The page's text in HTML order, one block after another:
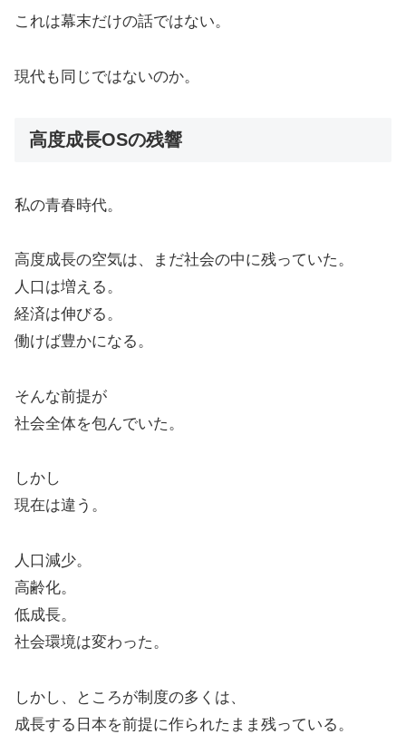
これは幕末だけの話ではない。
現代も同じではないのか。
高度成長OSの残響
私の青春時代。
高度成長の空気は、まだ社会の中に残っていた。
人口は増える。
経済は伸びる。
働けば豊かになる。
そんな前提が
社会全体を包んでいた。
しかし
現在は違う。
人口減少。
高齢化。
低成長。
社会環境は変わった。
しかし、ところが制度の多くは、
成長する日本を前提に作られたまま残っている。